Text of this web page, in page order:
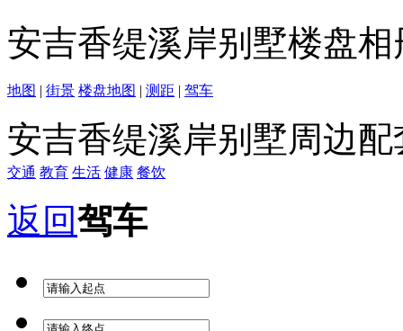
安吉香缇溪岸别墅楼盘相
地图 | 街景 楼盘地图 | 测距 | 驾车
安吉香缇溪岸别墅周边配
交通 教育 生活 健康 餐饮
返回驾车